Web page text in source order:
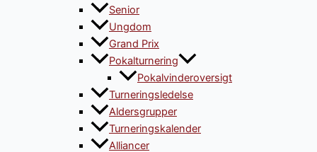
Senior
Ungdom
Grand Prix
Pokalturnering
Pokalvinderoversigt
Turneringsledelse
Aldersgrupper
Turneringskalender
Alliancer